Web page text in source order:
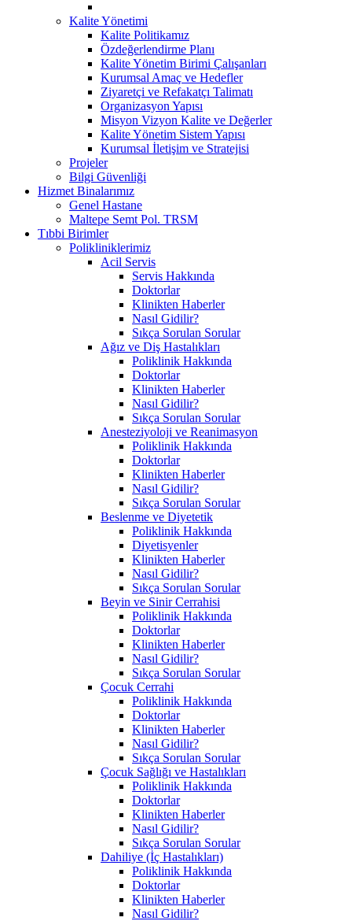
Kalite Yönetimi
Kalite Politikamız
Özdeğerlendirme Planı
Kalite Yönetim Birimi Çalışanları
Kurumsal Amaç ve Hedefler
Ziyaretçi ve Refakatçı Talimatı
Organizasyon Yapısı
Misyon Vizyon Kalite ve Değerler
Kalite Yönetim Sistem Yapısı
Kurumsal İletişim ve Stratejisi
Projeler
Bilgi Güvenliği
Hizmet Binalarımız
Genel Hastane
Maltepe Semt Pol. TRSM
Tıbbi Birimler
Polikliniklerimiz
Acil Servis
Servis Hakkında
Doktorlar
Klinikten Haberler
Nasıl Gidilir?
Sıkça Sorulan Sorular
Ağız ve Diş Hastalıkları
Poliklinik Hakkında
Doktorlar
Klinikten Haberler
Nasıl Gidilir?
Sıkça Sorulan Sorular
Anesteziyoloji ve Reanimasyon
Poliklinik Hakkında
Doktorlar
Klinikten Haberler
Nasıl Gidilir?
Sıkça Sorulan Sorular
Beslenme ve Diyetetik
Poliklinik Hakkında
Diyetisyenler
Klinikten Haberler
Nasıl Gidilir?
Sıkça Sorulan Sorular
Beyin ve Sinir Cerrahisi
Poliklinik Hakkında
Doktorlar
Klinikten Haberler
Nasıl Gidilir?
Sıkça Sorulan Sorular
Çocuk Cerrahi
Poliklinik Hakkında
Doktorlar
Klinikten Haberler
Nasıl Gidilir?
Sıkça Sorulan Sorular
Çocuk Sağlığı ve Hastalıkları
Poliklinik Hakkında
Doktorlar
Klinikten Haberler
Nasıl Gidilir?
Sıkça Sorulan Sorular
Dahiliye (İç Hastalıkları)
Poliklinik Hakkında
Doktorlar
Klinikten Haberler
Nasıl Gidilir?